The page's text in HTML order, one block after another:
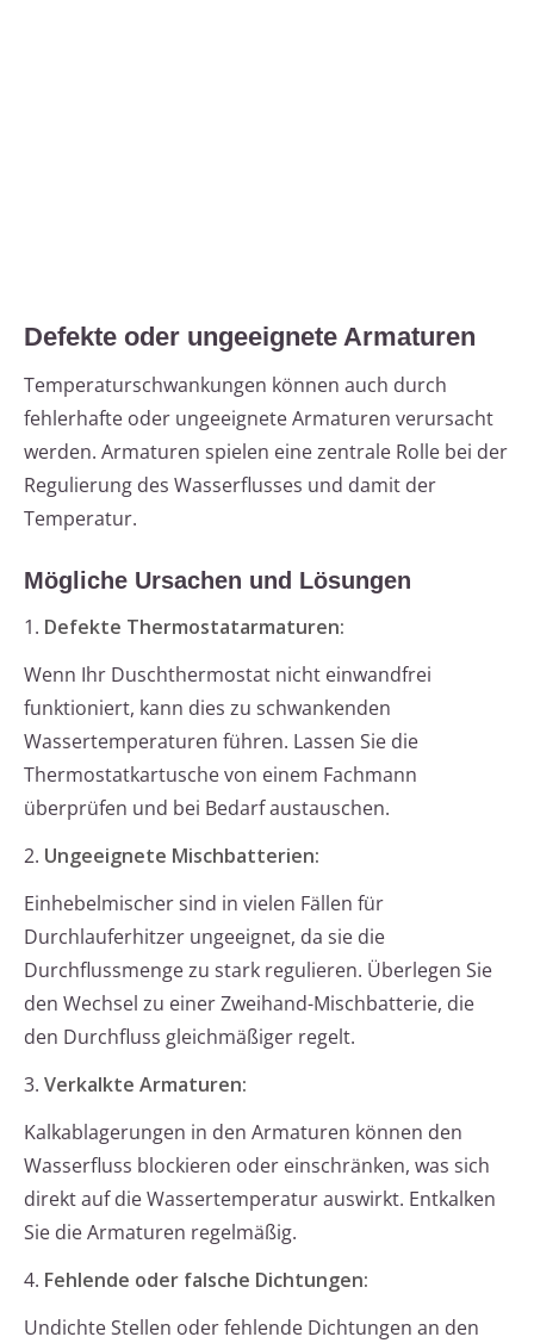
Defekte oder ungeeignete Armaturen
Temperaturschwankungen können auch durch
fehlerhafte oder ungeeignete Armaturen verursacht
werden. Armaturen spielen eine zentrale Rolle bei der
Regulierung des Wasserflusses und damit der
Temperatur.
Mögliche Ursachen und Lösungen
1. Defekte Thermostatarmaturen:
Wenn Ihr Duschthermostat nicht einwandfrei
funktioniert, kann dies zu schwankenden
Wassertemperaturen führen. Lassen Sie die
Thermostatkartusche von einem Fachmann
überprüfen und bei Bedarf austauschen.
2. Ungeeignete Mischbatterien:
Einhebelmischer sind in vielen Fällen für
Durchlauferhitzer ungeeignet, da sie die
Durchflussmenge zu stark regulieren. Überlegen Sie
den Wechsel zu einer Zweihand-Mischbatterie, die
den Durchfluss gleichmäßiger regelt.
3. Verkalkte Armaturen:
Kalkablagerungen in den Armaturen können den
Wasserfluss blockieren oder einschränken, was sich
direkt auf die Wassertemperatur auswirkt. Entkalken
Sie die Armaturen regelmäßig.
4. Fehlende oder falsche Dichtungen:
Undichte Stellen oder fehlende Dichtungen an den